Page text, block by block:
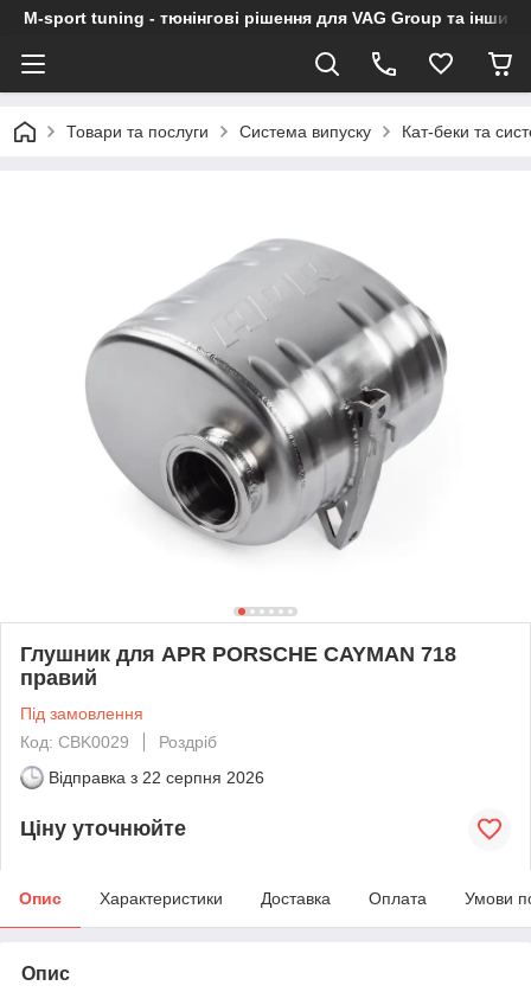
M-sport tuning - тюнінгові рішення для VAG Group та інших
Товари та послуги Система випуску Кат-беки та
Глушник для APR PORSCHE CAYMAN 718
правий
Під замовлення
Код: CBK0029
Роздріб
Відправка з 22 серпня 2026
Ціну уточнюйте
Опис Характеристики Доставка Оплата Умови
Опис